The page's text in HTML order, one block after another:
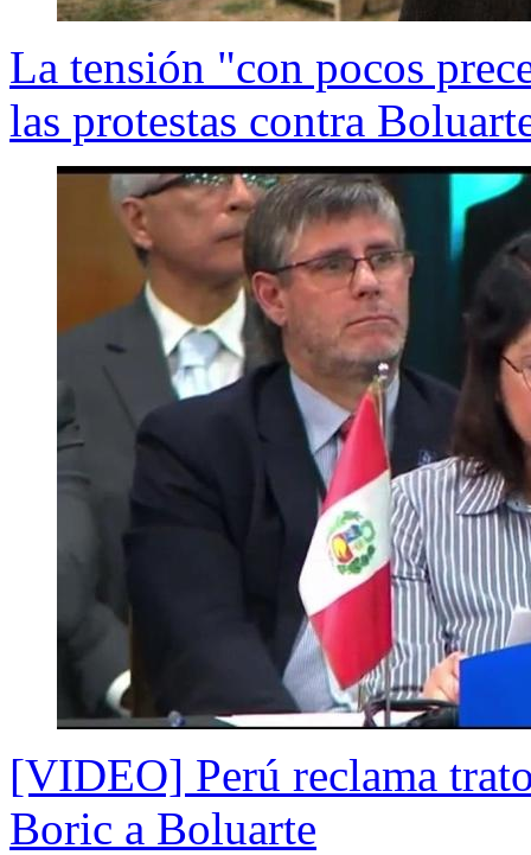
La tensión "con pocos
las protestas contra
[VIDEO] Perú reclama
Boric a Boluarte